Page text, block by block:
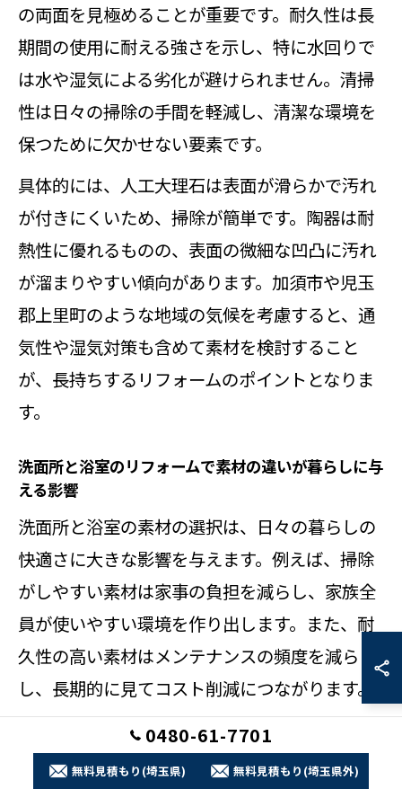
の両面を見極めることが重要です。耐久性は長
期間の使用に耐える強さを示し、特に水回りで
は水や湿気による劣化が避けられません。清掃
性は日々の掃除の手間を軽減し、清潔な環境を
保つために欠かせない要素です。
具体的には、人工大理石は表面が滑らかで汚れ
が付きにくいため、掃除が簡単です。陶器は耐
熱性に優れるものの、表面の微細な凹凸に汚れ
が溜まりやすい傾向があります。加須市や児玉
郡上里町のような地域の気候を考慮すると、通
気性や湿気対策も含めて素材を検討すること
が、長持ちするリフォームのポイントとなりま
す。
洗面所と浴室のリフォームで素材の違いが暮らしに与
える影響
洗面所と浴室の素材の選択は、日々の暮らしの
快適さに大きな影響を与えます。例えば、掃除
がしやすい素材は家事の負担を減らし、家族全
員が使いやすい環境を作り出します。また、耐
久性の高い素材はメンテナンスの頻度を減ら
し、長期的に見てコスト削減につながります。
さらに、素材の質感や色合いは空間の印象を左
右し、狭い洗面所でも広く明るく感じさせる効
0480-61-7701
無料見積もり(埼玉県) 無料見積もり(埼玉県外)